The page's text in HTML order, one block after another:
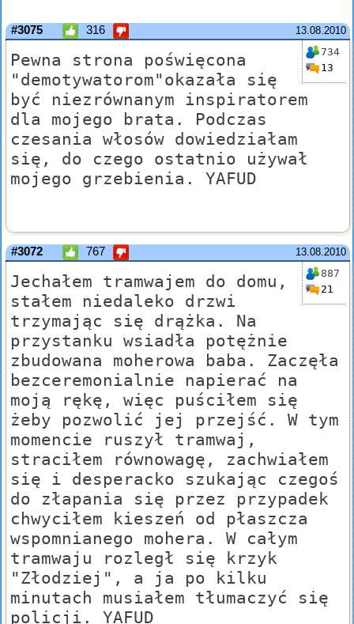
13.08.2010
#3075 316
734
13
Pewna strona poświęcona
"demotywatorom"okazała się
być niezrównanym inspiratorem
dla mojego brata. Podczas
czesania włosów dowiedziałam
się, do czego ostatnio używał
mojego grzebienia. YAFUD
13.08.2010
#3072 767
887
21
Jechałem tramwajem do domu,
stałem niedaleko drzwi
trzymając się drążka. Na
przystanku wsiadła potężnie
zbudowana moherowa baba. Zaczęła
bezceremonialnie napierać na
moją rękę, więc puściłem się
żeby pozwolić jej przejść. W tym
momencie ruszył tramwaj,
straciłem równowagę, zachwiałem
się i desperacko szukając czegoś
do złapania się przez przypadek
chwyciłem kieszeń od płaszcza
wspomnianego mohera. W całym
tramwaju rozległ się krzyk
"Złodziej", a ja po kilku
minutach musiałem tłumaczyć się
policji. YAFUD